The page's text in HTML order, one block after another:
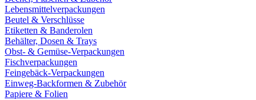
Lebensmittelverpackungen
Beutel & Verschlüsse
Etiketten & Banderolen
Behälter, Dosen & Trays
Obst- & Gemüse-Verpackungen
Fischverpackungen
Feingebäck-Verpackungen
Einweg-Backformen & Zubehör
Papiere & Folien